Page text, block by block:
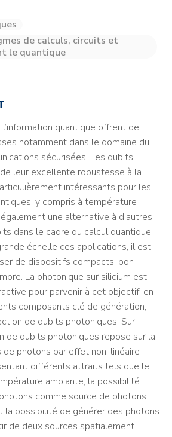
de calculs, circuits et
le quantique
quantique offrent de
notamment dans le domaine du
sécurisées. Les qubits
leur excellente robustesse à la
intéressants pour les
y compris à température
une alternative à d’autres
dans le cadre du calcul quantique.
échelle ces applications, il est
de dispositifs compacts, bon
La photonique sur silicium est
pour parvenir à cet objectif, en
composants clé de génération,
de qubits photoniques. Sur
de qubits photoniques repose sur la
de photons par effet non-linéaire
différents attraits tels que le
ambiante, la possibilité
comme source de photons
la possibilité de générer des photons
de deux sources spatialement